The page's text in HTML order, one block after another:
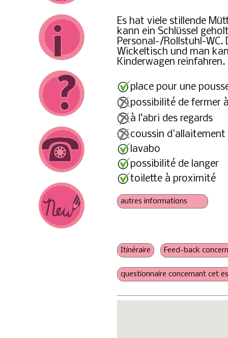
Es hat viele stillende
kann ein Schlüssel
Personal-/Rollstuhl-WC.
Wickeltisch und man
Kinderwagen reinfahren.
place pour une
possibilité de fermer
à l’abri des regards
coussin d'allaitement
lavabo
possibilité de langer
toilette à proximité
frères et sœurs